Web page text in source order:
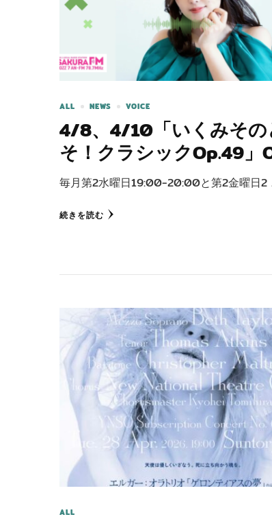
ALL NEWS VOICE
4/8、4/10「いくみその
そ！クラシックOp.49」
毎月第2水曜日19:00-20:00と第2金曜日2
続きを読む
ALL